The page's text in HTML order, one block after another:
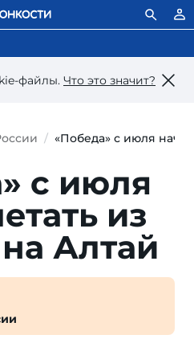
файлы. Что это значит?
«Победа» с июля
с июля
из
Алтай